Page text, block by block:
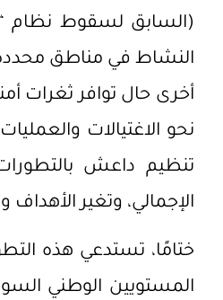
(السابق لسقوط نظام
النشاط في مناطق محددة،
أخرى حال توافر ثغرات
نحو الاغتيالات
تنظيم داعش
الإجمالي، وتغير
ختامًا، تستدعي هذه
المستويين الوطني